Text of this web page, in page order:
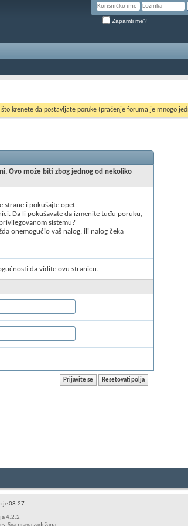
Zapamti me?
što krenete da postavljate poruke (praćenje foruma je mnogo
Ovo može biti zbog jednog od nekoliko
strane i pokušajte opet.
Da li pokušavate da izmenite tuđu poruku,
sistemu?
onemogućio vaš nalog, ili nalog čeka
da vidite ovu stranicu.
je08:27.
4.2.2